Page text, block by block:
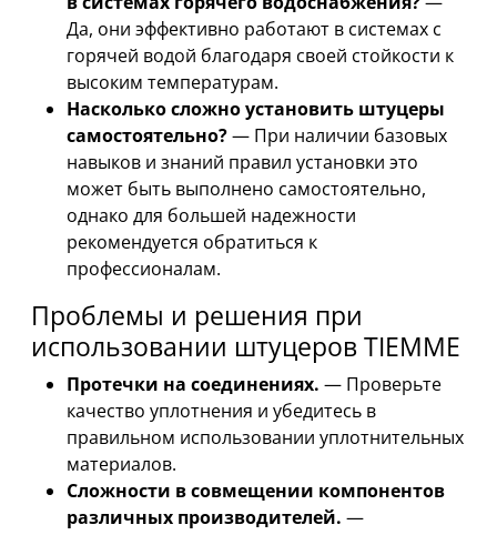
Да, они эффективно работают в системах с
горячей водой благодаря своей стойкости к
высоким температурам.
Насколько сложно установить штуцеры
самостоятельно?— При наличии базовых
навыков и знаний правил установки это
может быть выполнено самостоятельно,
однако для большей надежности
рекомендуется обратиться к
профессионалам.
Проблемы и решения при
использовании штуцеров TIEMME
Протечки на соединениях. — Проверьте
качество уплотнения и убедитесь в
правильном использовании уплотнительных
материалов.
Сложности в совмещении компонентов
различных производителей. —